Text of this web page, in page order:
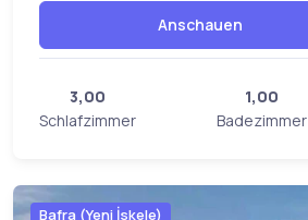
Anschauen
3,00
Schlafzimmer
1,00
Badezimmer
Bafra (Yeni İskele)